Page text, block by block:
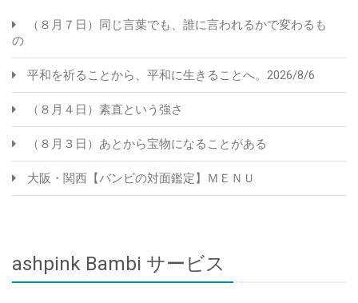
（８月７日）同じ言葉でも、誰に言われるかで変わるも
の
平和を祈ることから、平和に生きることへ。2026/8/6
（８月４日）素直という強さ
（８月３日）あとから宝物になることがある
大阪・関西【バンビの対面鑑定】ＭＥＮＵ
ashpink Bambi サービス